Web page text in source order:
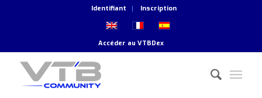
Identifiant Inscription
Accéder au VTBDex